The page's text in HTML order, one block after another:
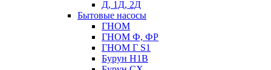
Д, 1Д, 2Д
Бытовые насосы
ГНОМ
ГНОМ Ф, ФР
ГНОМ Г S1
Бурун Н1В